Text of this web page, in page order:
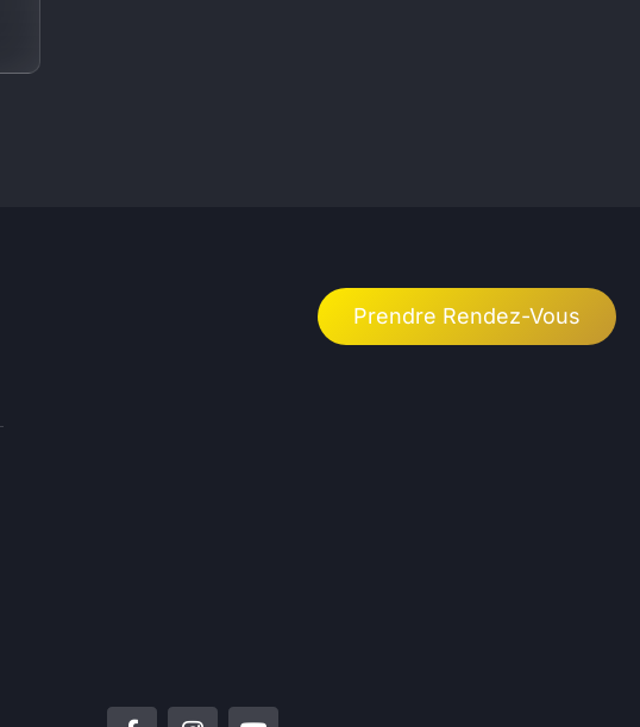
Prendre Rendez-Vous